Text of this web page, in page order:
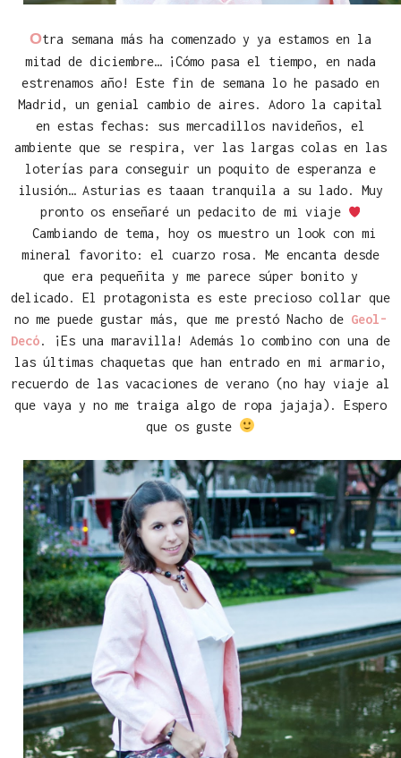
Otra semana más ha comenzado y ya estamos en la
mitad de diciembre… ¡Cómo pasa el tiempo, en nada
estrenamos año! Este fin de semana lo he pasado en
Madrid, un genial cambio de aires. Adoro la capital
en estas fechas: sus mercadillos navideños, el
ambiente que se respira, ver las largas colas en las
loterías para conseguir un poquito de esperanza e
ilusión… Asturias es taaan tranquila a su lado. Muy
pronto os enseñaré un pedacito de mi viaje
Cambiando de tema, hoy os muestro un look con mi
mineral favorito: el cuarzo rosa. Me encanta desde
que era pequeñita y me parece súper bonito y
delicado. El protagonista es este precioso collar que
no me puede gustar más, que me prestó Nacho de Geol-
Decó. ¡Es una maravilla! Además lo combino con una de
las últimas chaquetas que han entrado en mi armario,
recuerdo de las vacaciones de verano (no hay viaje al
que vaya y no me traiga algo de ropa jajaja). Espero
que os guste